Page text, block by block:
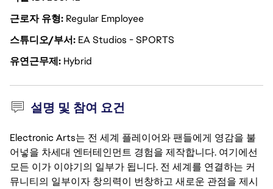
근로자 유형 Regular Employee
스튜디오/부서 EA Studios - SPORTS
유연근무제 Hybrid
설명 및 참여 요건
Electronic Arts는 전 세계 플레이어와 팬들에게 영감을 불
어넣을 차세대 엔터테인먼트 경험을 제작합니다. 여기에선
모든 이가 이야기의 일부가 됩니다. 전 세계를 연결하는 커
뮤니티의 일부이자 창의력이 번창하고 새로운 관점을 제시